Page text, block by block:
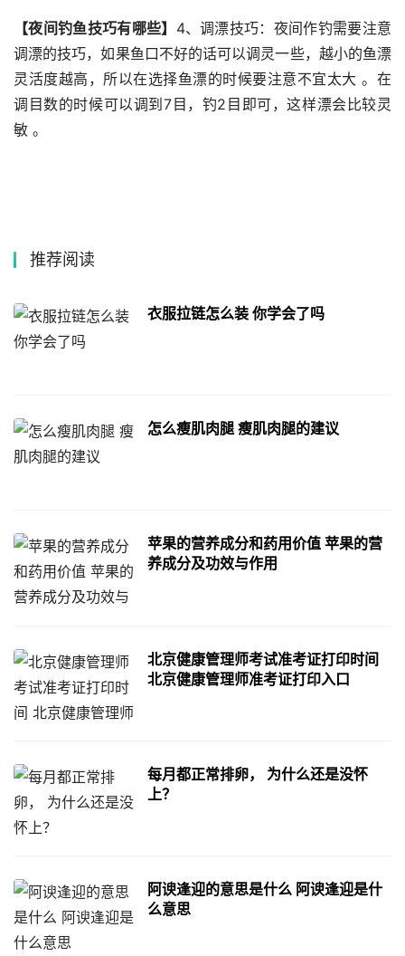
【夜间钓鱼技巧有哪些】 4、调漂技巧：夜间作钓需要注意
调漂的技巧，如果鱼口不好的话可以调灵一些，越小的鱼漂
灵活度越高，所以在选择鱼漂的时候要注意不宜太大 。在
调目数的时候可以调到7目，钓2目即可，这样漂会比较灵
敏 。
推荐阅读
衣服拉链怎么装 你学会了吗
怎么瘦肌肉腿 瘦肌肉腿的建议
苹果的营养成分和药用价值 苹果的营
养成分及功效与作用
北京健康管理师考试准考证打印时间
北京健康管理师准考证打印入口
每月都正常排卵， 为什么还是没怀
上？
阿谀逢迎的意思是什么 阿谀逢迎是什
么意思